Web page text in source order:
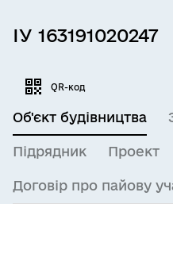
ІУ 163191020247
QR-код
Об'єкт будівництва
Підрядник Проект
Договір про пайову